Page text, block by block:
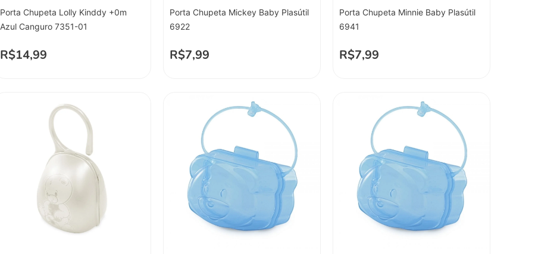
Porta Chupeta Lolly Kinddy +0m
Azul Canguro 7351-01
R$14,99
Porta Chupeta Mickey Baby Plasútil
6922
R$7,99
Porta Chupeta Minnie Baby Plasútil
6941
R$7,99